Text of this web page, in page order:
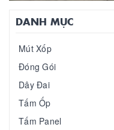
DANH MỤC
Mút Xốp
Đóng Gói
Dây Đai
Tấm Ốp
Tấm Panel